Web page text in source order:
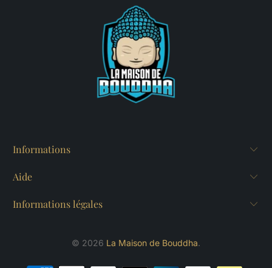
Informations
Aide
Informations légales
© 2026 La Maison de Bouddha.